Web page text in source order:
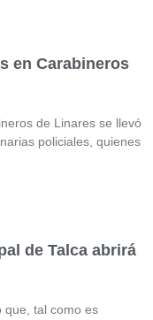
en Carabineros
de Linares se llevó
policiales, quienes
de Talca abrirá
que, tal como es